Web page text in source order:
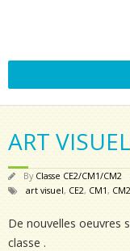
ART VISUEL
By Classe CE2/CM1/CM2
art visuel, CE2, CM1, CM2
De nouvelles oeuvres
classe .